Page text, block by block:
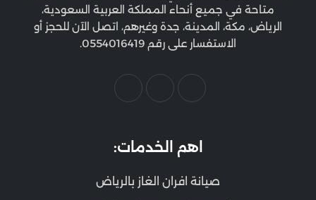
متاحة في جميع أنحاء المملكة العربية السعودية،
الرياض، مكة، المدينة، جدة وغيرهم، اتصل الآن للحجز أو
الاستفسار على رقم 0554016419.
اهم الخدمات:
صيانة افران الغاز بالرياض